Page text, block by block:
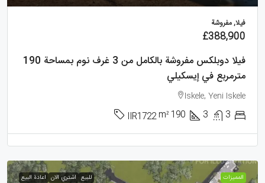
فيلا, مفروشة
£388,900
فيلا دوبلكس مفروشة بالكامل من 3 غرف نوم بمساحة 190
مترمربع في إيسكيلي
Iskele, Yeni Iskele
3
3
190
m²
IIR1722
الممیزات للبيع اشتري الان اعادة البيع